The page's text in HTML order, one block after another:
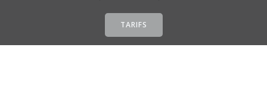
TARIFS